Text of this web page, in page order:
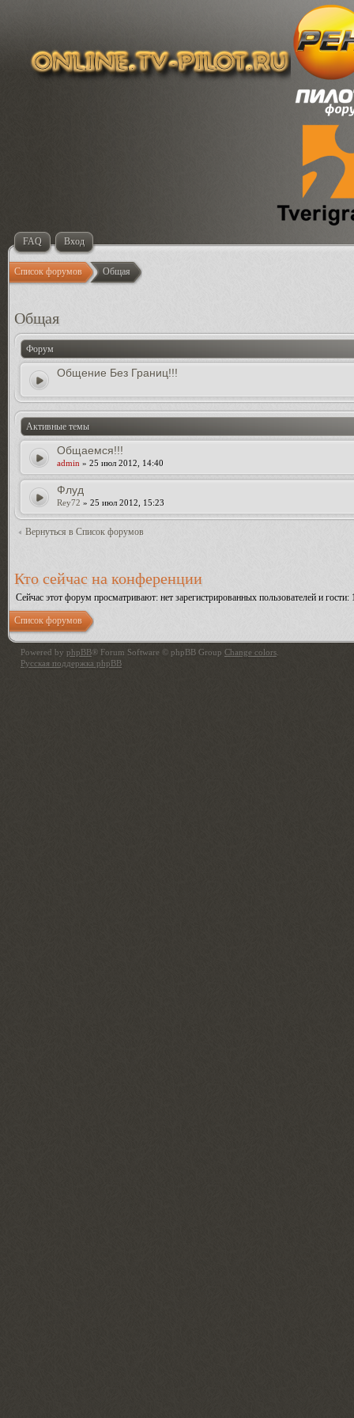
FAQ Вход
Список форумов Общая
Общая
Форум
Общение Без Границ!!!
Активные темы
Общаемся!!!
admin » 25 июл 2012, 14:40
Флуд
Rey72 » 25 июл 2012, 15:23
Вернуться в Список форумов
Кто сейчас на конференции
Сейчас этот форум просматривают: нет зарегистрированных пользователей и гости:
Список форумов
Powered by phpBB® Forum Software © phpBB Group Change colors
Русская поддержка phpBB